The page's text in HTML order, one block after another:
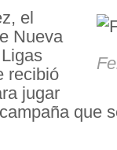
el
Nueva
recibió
jugar
que